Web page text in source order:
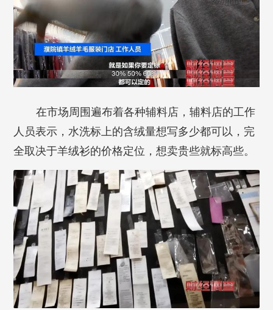
在市场周围遍布着各种辅料店，辅料店的工作
人员表示，水洗标上的含绒量想写多少都可以，完
全取决于羊绒衫的价格定位，想卖贵些就标高些。